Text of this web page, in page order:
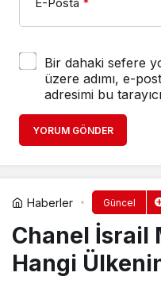
Bir dahaki sefere
üzere adımı, e-
adresimi bu
YORUM GÖNDER
Haberler Güncel
Chanel İsrail
Hangi